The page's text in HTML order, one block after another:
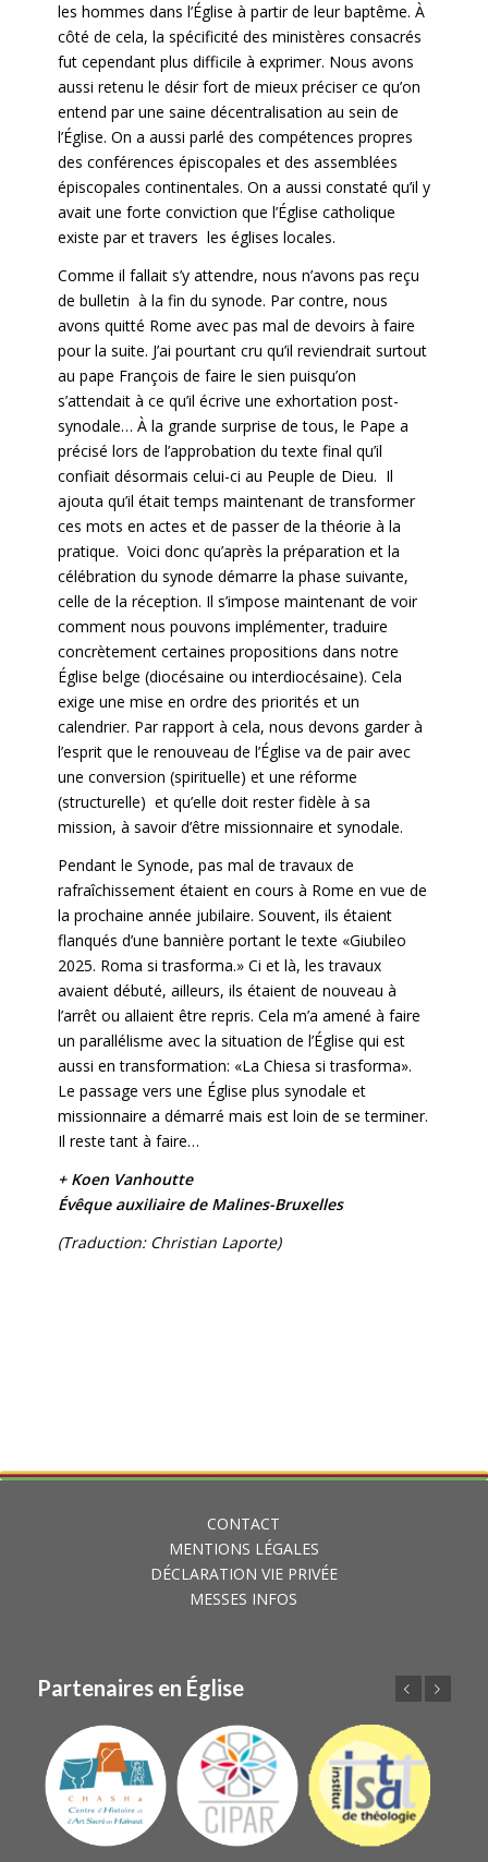
les hommes dans l’Église à partir de leur baptême. À
côté de cela, la spécificité des ministères consacrés
fut cependant plus difficile à exprimer. Nous avons
aussi retenu le désir fort de mieux préciser ce qu’on
entend par une saine décentralisation au sein de
l’Église. On a aussi parlé des compétences propres
des conférences épiscopales et des assemblées
épiscopales continentales. On a aussi constaté qu’il y
avait une forte conviction que l’Église catholique
existe par et travers les églises locales.
Comme il fallait s’y attendre, nous n’avons pas reçu
de bulletin à la fin du synode. Par contre, nous
avons quitté Rome avec pas mal de devoirs à faire
pour la suite. J’ai pourtant cru qu’il reviendrait surtout
au pape François de faire le sien puisqu’on
s’attendait à ce qu’il écrive une exhortation post-
synodale… À la grande surprise de tous, le Pape a
précisé lors de l’approbation du texte final qu’il
confiait désormais celui-ci au Peuple de Dieu. Il
ajouta qu’il était temps maintenant de transformer
ces mots en actes et de passer de la théorie à la
pratique. Voici donc qu’après la préparation et la
célébration du synode démarre la phase suivante,
celle de la réception. Il s’impose maintenant de voir
comment nous pouvons implémenter, traduire
concrètement certaines propositions dans notre
Église belge (diocésaine ou interdiocésaine). Cela
exige une mise en ordre des priorités et un
calendrier. Par rapport à cela, nous devons garder à
l’esprit que le renouveau de l’Église va de pair avec
une conversion (spirituelle) et une réforme
(structurelle) et qu’elle doit rester fidèle à sa
mission, à savoir d’être missionnaire et synodale.
Pendant le Synode, pas mal de travaux de
rafraîchissement étaient en cours à Rome en vue de
la prochaine année jubilaire. Souvent, ils étaient
flanqués d’une bannière portant le texte «Giubileo
2025. Roma si trasforma.» Ci et là, les travaux
avaient débuté, ailleurs, ils étaient de nouveau à
l’arrêt ou allaient être repris. Cela m’a amené à faire
un parallélisme avec la situation de l’Église qui est
aussi en transformation: «La Chiesa si trasforma».
Le passage vers une Église plus synodale et
missionnaire a démarré mais est loin de se terminer.
Il reste tant à faire…
+ Koen Vanhoutte
Évêque auxiliaire de Malines-Bruxelles
(Traduction: Christian Laporte)
CONTACT
MENTIONS LÉGALES
DÉCLARATION VIE PRIVÉE
MESSES INFOS
Partenaires en Église